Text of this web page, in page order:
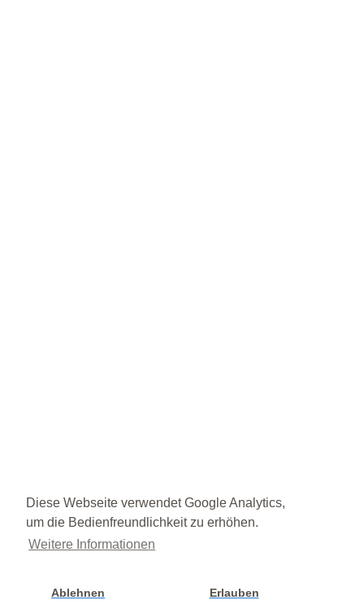
Diese Webseite verwendet Google Analytics,
um die Bedienfreundlichkeit zu erhöhen.
Weitere Informationen
Ablehnen Erlauben